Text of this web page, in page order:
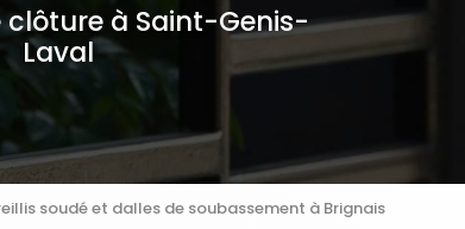
à Saint-Genis-
Laval
soudé et dalles de soubassement à Brignais